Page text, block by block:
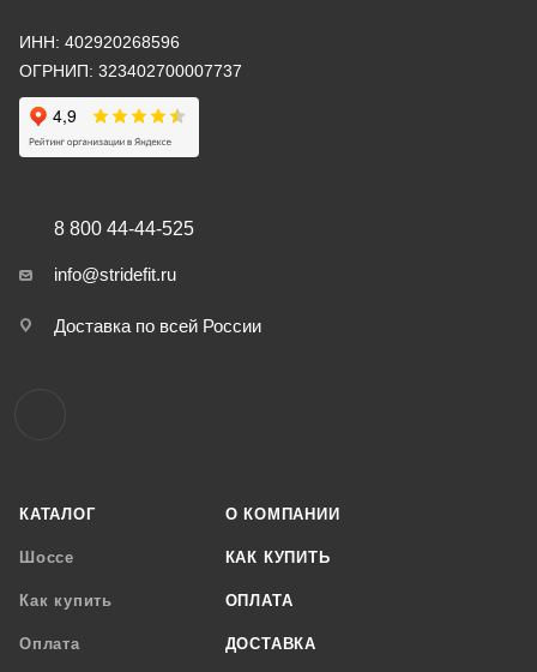
ИНН: 402920268596
ОГРНИП: 323402700007737
КАТАЛОГ
Шоссе
Как купить
Оплата
О КОМПАНИИ
КАК КУПИТЬ
ОПЛАТА
ДОСТАВКА
8 800 44-44-525
info@stridefit.ru
Доставка по всей России